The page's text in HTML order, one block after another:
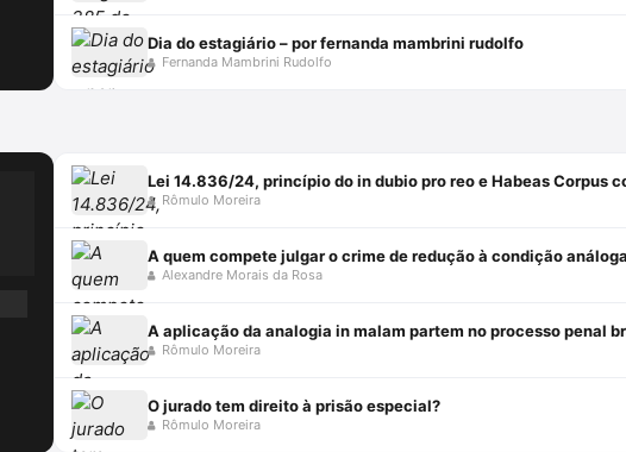
Dia do estagiário – por fernanda mambrini rudolfo
Fernanda Mambrini Rudolfo
Lei 14.836/24, princípio do in dubio pro reo e Habeas Corpus
Rômulo Moreira
A quem compete julgar o crime de redução à condição
Alexandre Morais da Rosa
A aplicação da analogia in malam partem no processo penal
Rômulo Moreira
O jurado tem direito à prisão especial?
Rômulo Moreira